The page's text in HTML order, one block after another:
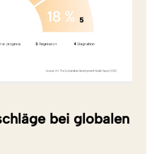
bei globalen